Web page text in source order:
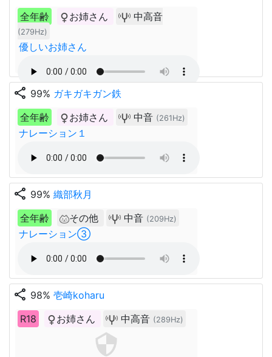
全年齢
お姉さん 中高音
(279Hz)
優しいお姉さん
share 99% ガキガキガン鉄
全年齢
お姉さん 中音 (261Hz)
ナレーション１
share 99% 織部秋月
全年齢
その他 中音 (209Hz)
ナレーション③
share 98% 壱崎koharu
R18
お姉さん 中高音 (289Hz)